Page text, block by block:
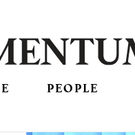
PEOPLE